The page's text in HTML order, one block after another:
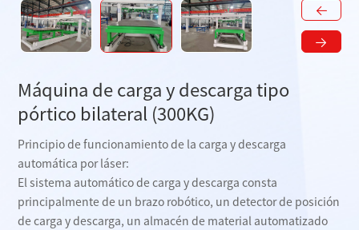
Máquina de carga y descarga tipo
pórtico bilateral (300KG)
Principio de funcionamiento de la carga y descarga
automática por láser:
El sistema automático de carga y descarga consta
principalmente de un brazo robótico, un detector de posición
de carga y descarga, un almacén de material automatizado